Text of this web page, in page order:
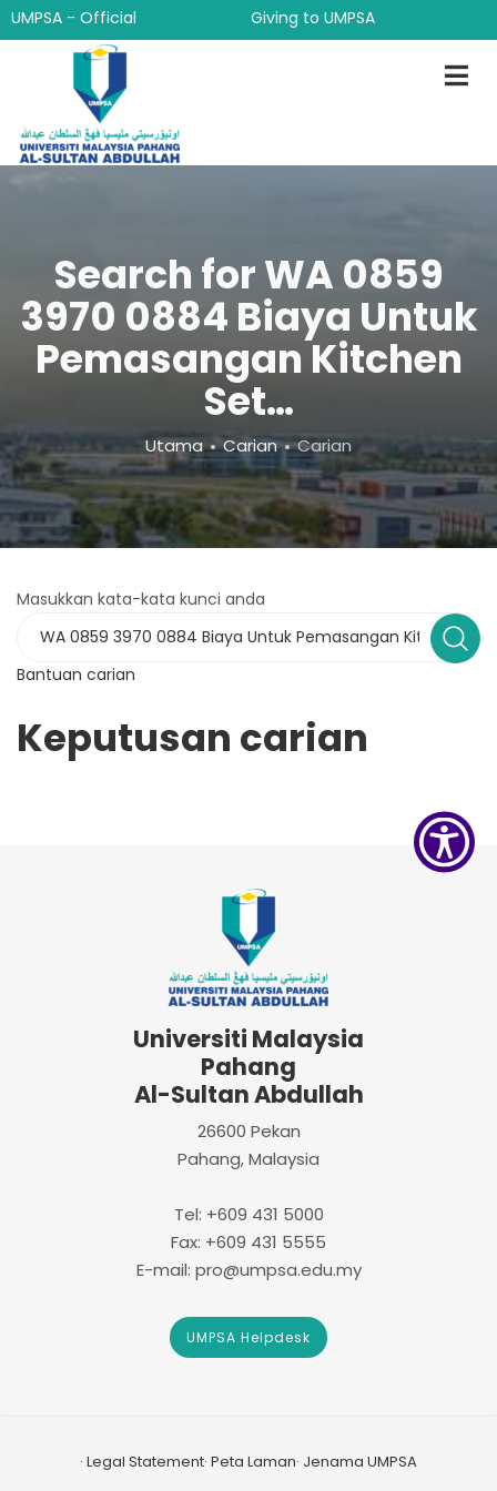
Langkau
ke
kandungan
UMPSA - Official Giving to UMPSA
Search for WA 0859
3970 0884 Biaya Untuk
Pemasangan Kitchen
Set…
Breadcrumb
Utama Carian Carian
Masukkan kata-kata kunci anda
Bantuan carian
Keputusan carian
Universiti Malaysia
Pahang
Al-Sultan Abdullah
26600 Pekan
Pahang, Malaysia
Tel: +609 431 5000
Fax: +609 431 5555
E-mail: pro@umpsa.edu.my
UMPSA Helpdesk
Legal Statement Peta Laman Jenama UMPSA